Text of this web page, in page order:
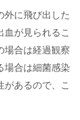
外に飛び出した
血が見られるこ
場合は経過観察
場合は細菌感染
があるので、こ